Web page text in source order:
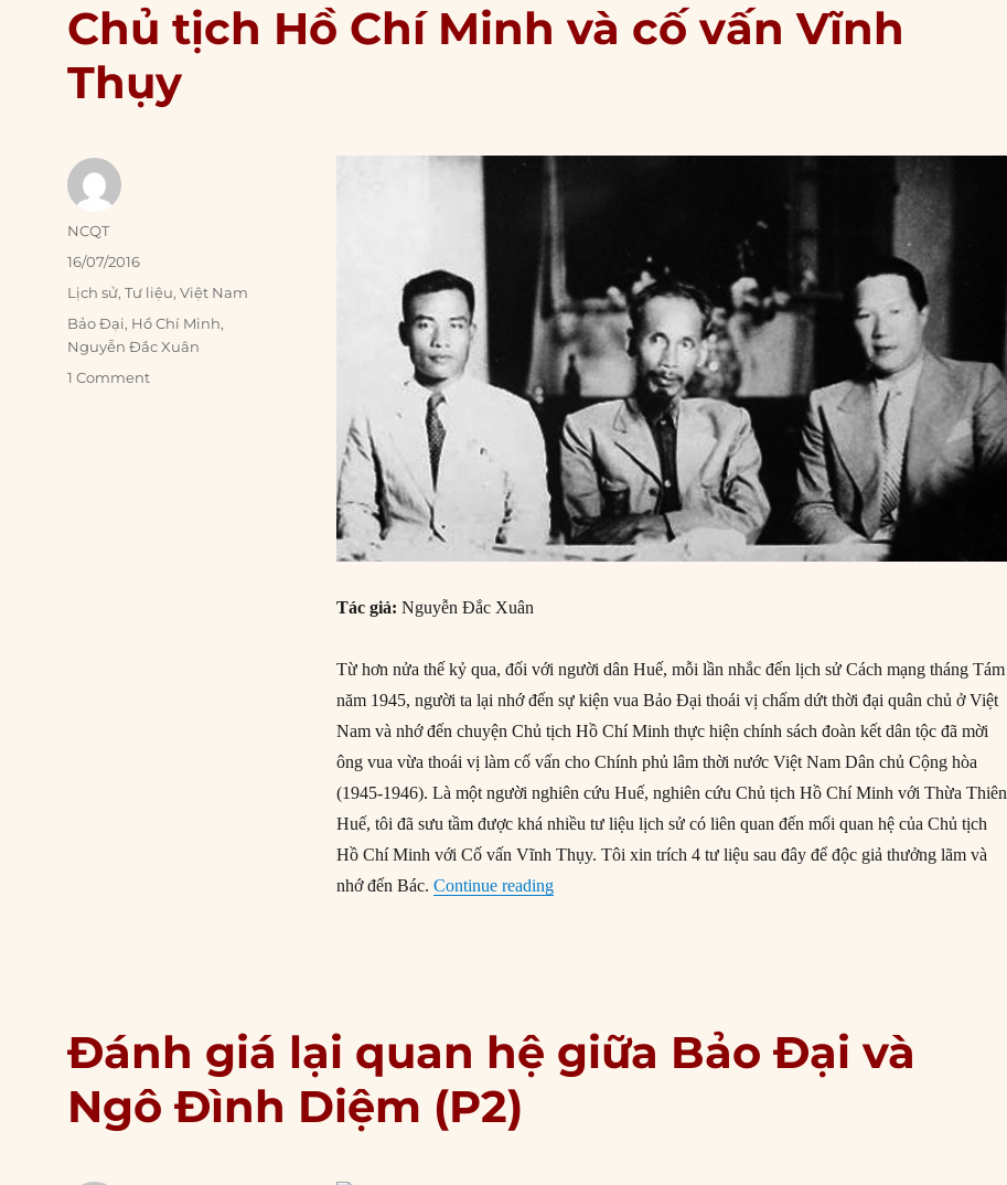
Chủ tịch Hồ Chí Minh và cố vấn Vĩnh
Thụy
Tác giả:Nguyễn Đắc Xuân
Từ hơn nửa thế kỷ qua, đối với người dân Huế, mỗi lần nhắc đến lịch sử Cách mạng tháng Tám
năm 1945, người ta lại nhớ đến sự kiện vua Bảo Đại thoái vị chấm dứt thời đại quân chủ ở Việt
Nam và nhớ đến chuyện Chủ tịch Hồ Chí Minh thực hiện chính sách đoàn kết dân tộc đã mời
ông vua vừa thoái vị làm cố vấn cho Chính phủ lâm thời nước Việt Nam Dân chủ Cộng hòa
(1945-1946). Là một người nghiên cứu Huế, nghiên cứu Chủ tịch Hồ Chí Minh với Thừa Thiên
Huế, tôi đã sưu tầm được khá nhiều tư liệu lịch sử có liên quan đến mối quan hệ của Chủ tịch
Hồ Chí Minh với Cố vấn Vĩnh Thụy. Tôi xin trích 4 tư liệu sau đây để độc giả thưởng lãm và
nhớ đến Bác.Continue reading“Chủ tịch Hồ Chí Minh và cố vấn Vĩnh Thụy”
Author
NCQT
Posted
on
16/07/2016
Categories
Lịch sử,Tư liệu,Việt Nam
Tags
Bảo Đại, Hồ Chí Minh,
Nguyễn Đắc Xuân
1 Comment
Đánh giá lại quan hệ giữa Bảo Đại và
Ngô Đình Diệm (P2)